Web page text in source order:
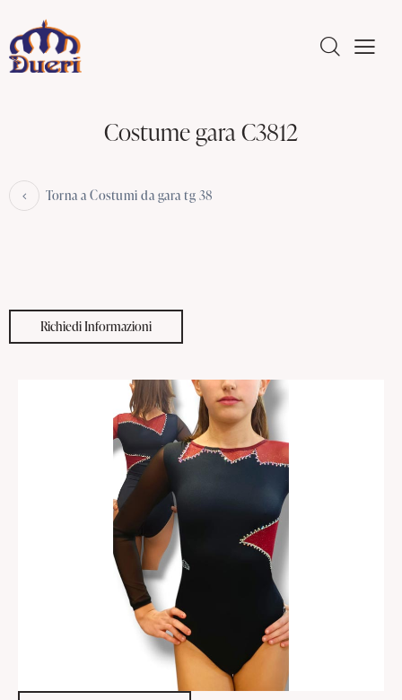
Costume gara C3812
Torna a Costumi da gara tg 38
Richiedi Informazioni